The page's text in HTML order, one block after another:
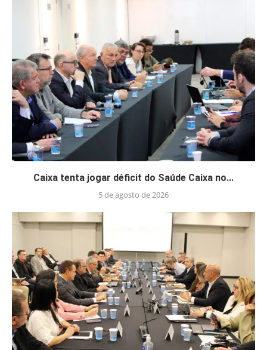
Caixa tenta jogar déficit do Saúde Caixa no...
5 de agosto de 2026